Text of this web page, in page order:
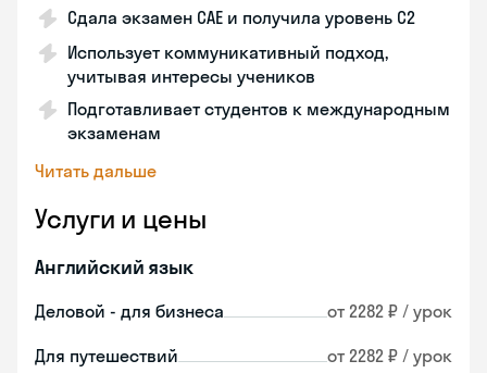
Сдала экзамен CAE и получила уровень С2
Использует коммуникативный подход,
учитывая интересы учеников
Подготавливает студентов к международным
экзаменам
Читать дальше
Услуги и цены
Английский язык
Деловой - для бизнеса от 2282 ₽ / урок
Для путешествий от 2282 ₽ / урок